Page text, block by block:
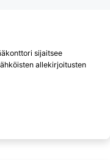
sijaitsee
allekirjoitusten